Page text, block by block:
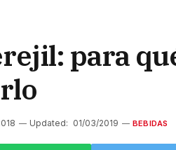
para
Updated: 01/03/2019 BEBIDAS